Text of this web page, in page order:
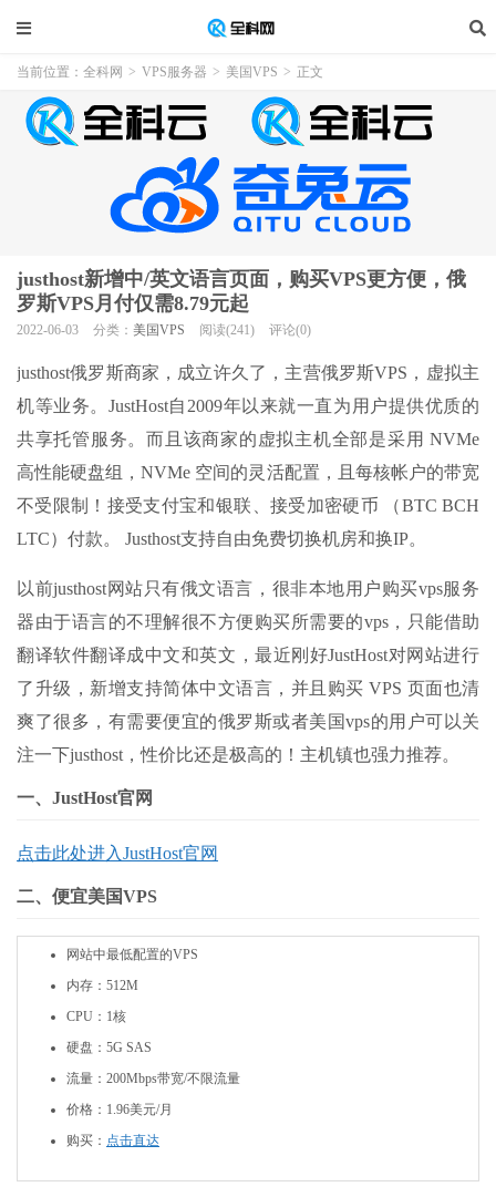
当前位置： 全科网 > VPS服务器 > 美国VPS > 正文
justhost新增中/英文语言页面，购买VPS更方便，俄
罗斯VPS月付仅需8.79元起
2022-06-03 分类： 美国VPS 阅读(241) 评论(0)
justhost俄罗斯商家，成立许久了，主营俄罗斯VPS，虚拟主
机等业务。JustHost自2009年以来就一直为用户提供优质的
共享托管服务。而且该商家的虚拟主机全部是采用 NVMe
高性能硬盘组，NVMe 空间的灵活配置，且每核帐户的带宽
不受限制！接受支付宝和银联、接受加密硬币 （BTC BCH
LTC）付款。 Justhost支持自由免费切换机房和换IP。
以前justhost网站只有俄文语言，很非本地用户购买vps服务
器由于语言的不理解很不方便购买所需要的vps，只能借助
翻译软件翻译成中文和英文，最近刚好JustHost对网站进行
了升级，新增支持简体中文语言，并且购买 VPS 页面也清
爽了很多，有需要便宜的俄罗斯或者美国vps的用户可以关
注一下justhost，性价比还是极高的！主机镇也强力推荐。
一、JustHost官网
点击此处进入JustHost官网
二、便宜美国VPS
网站中最低配置的VPS
内存：512M
CPU：1核
硬盘：5G SAS
流量：200Mbps带宽/不限流量
价格：1.96美元/月
购买： 点击直达